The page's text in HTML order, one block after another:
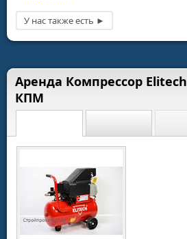
Аренда Компрессор Elitech
КПМ